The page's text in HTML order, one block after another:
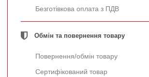
Безготівкова оплата з ПДВ
Обмін та повернення товару
Повернення/обмін товару
Сертифікований товар